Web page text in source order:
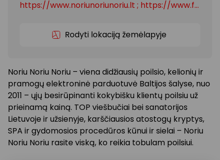
https://www.noriunoriunoriu.lt ; https://www.facebook.com/NoriuNoriuNoriu
Rodyti lokaciją žemėlapyje
Noriu Noriu Noriu – viena didžiausių poilsio, kelionių ir
pramogų elektroninė parduotuvė Baltijos šalyse, nuo
2011 – ųjų besirūpinanti kokybišku klientų poilsiu už
prieinamą kainą. TOP viešbučiai bei sanatorijos
Lietuvoje ir užsienyje, karščiausios atostogų kryptys,
SPA ir gydomosios procedūros kūnui ir sielai – Noriu
Noriu Noriu rasite viską, ko reikia tobulam poilsiui.